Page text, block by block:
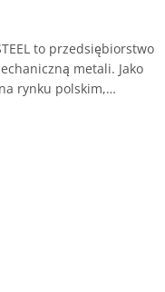
to przedsiębiorstwo
metali. Jako
rynku polskim,…